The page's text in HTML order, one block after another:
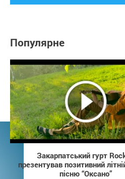
Популярне
Закарпатський гурт
презентував позитивний
пісню “Оксано”